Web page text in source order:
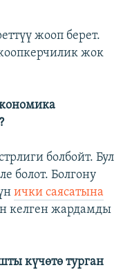
жооп берет.
жок
болбойт. Бул
болот. Болгону
ички саясатына
келген жардамды
күчөтө турган